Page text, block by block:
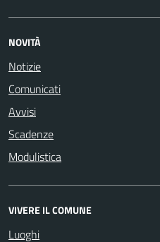
NOVITÀ
Notizie
Comunicati
Avvisi
Scadenze
Modulistica
VIVERE IL COMUNE
Luoghi